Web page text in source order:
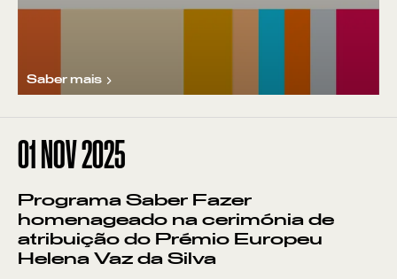
Pontos de Interesse
Sem resultados
Saber mais
01NOV 2025
Programa Saber Fazer
homenageado na cerimónia de
atribuição do Prémio Europeu
Helena Vaz da Silva